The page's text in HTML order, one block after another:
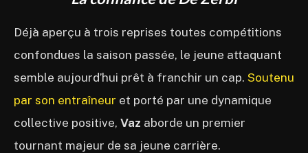
Déjà aperçu à trois reprises toutes compétitions
confondues la saison passée, le jeune attaquant
semble aujourd’hui prêt à franchir un cap. Soutenu
par son entraîneur et porté par une dynamique
collective positive, Vaz aborde un premier
tournant majeur de sa jeune carrière.